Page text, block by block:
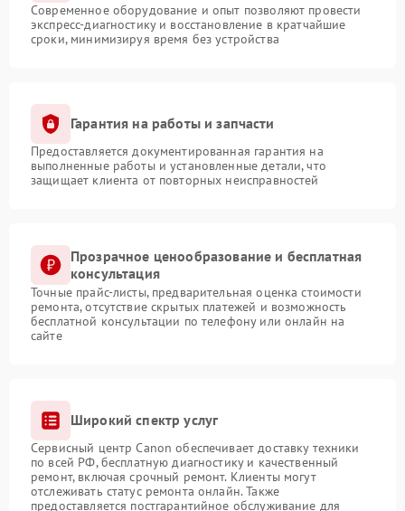
Современное оборудование и опыт позволяют провести
экспресс-диагностику и восстановление в кратчайшие
сроки, минимизируя время без устройства
Гарантия на работы и запчасти
Предоставляется документированная гарантия на
выполненные работы и установленные детали, что
защищает клиента от повторных неисправностей
Прозрачное ценообразование и бесплатная
консультация
Точные прайс-листы, предварительная оценка стоимости
ремонта, отсутствие скрытых платежей и возможность
бесплатной консультации по телефону или онлайн на
сайте
Широкий спектр услуг
Сервисный центр Canon обеспечивает доставку техники
по всей РФ, бесплатную диагностику и качественный
ремонт, включая срочный ремонт. Клиенты могут
отслеживать статус ремонта онлайн. Также
предоставляется постгарантийное обслуживание для